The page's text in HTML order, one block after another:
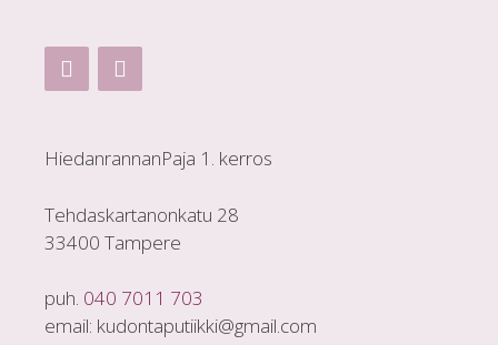
HiedanrannanPaja 1. kerros
Tehdaskartanonkatu 28
33400 Tampere
puh. 040 7011 703
email: kudontaputiikki@gmail.com